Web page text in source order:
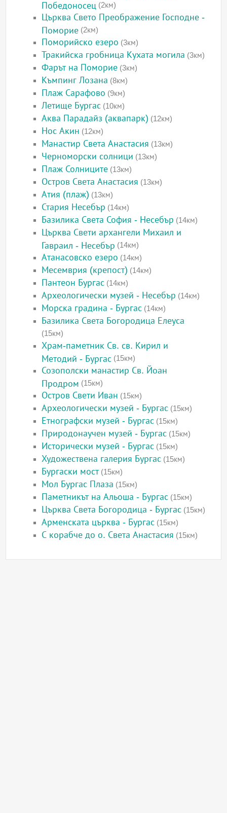
Победоносец (2км)
Църква Свето Преображение Господне -
Поморие (2км)
Поморийско езеро (3км)
Тракийска гробница Кухата могила (3км)
Фарът на Поморие (3км)
Къмпинг Лозана (8км)
Плаж Сарафово (9км)
Летище Бургас (10км)
Аква Парадайз (аквапарк) (12км)
Нос Акин (12км)
Манастир Света Анастасия (13км)
Черноморски солници (13км)
Плаж Солниците (13км)
Остров Света Анастасия (13км)
Атия (плаж) (13км)
Стария Несебър (14км)
Базилика Света София - Несебър (14км)
Църква Свети архангели Михаил и
Гавраил - Несебър (14км)
Атанасовско езеро (14км)
Месемврия (крепост) (14км)
Пантеон Бургас (14км)
Археологически музей - Несебър (14км)
Морска градина - Бургас (14км)
Базилика Света Богородица Елеуса
(15км)
Храм-паметник Св. св. Кирил и
Методий - Бургас (15км)
Созополски манастир Св. Йоан
Продром (15км)
Остров Свети Иван (15км)
Археологически музей - Бургас (15км)
Етнографски музей - Бургас (15км)
Природонаучен музей - Бургас (15км)
Исторически музей - Бургас (15км)
Художествена галерия Бургас (15км)
Бургаски мост(15км)
Мол Бургас Плаза (15км)
Паметникът на Альоша - Бургас (15км)
Църква Света Богородица - Бургас (15км)
Арменската църква - Бургас (15км)
С корабче до о. Света Анастасия (15км)